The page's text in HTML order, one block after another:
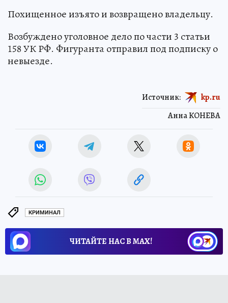
Похищенное изъято и возвращено владельцу.
Возбуждено уголовное дело по части 3 статьи
158 УК РФ. Фигуранта отправил под подписку о
невыезде.
Анна КОНЕВА
Источник: kp.ru
КРИМИНАЛ
ЧИТАЙТЕ НАС В МАХ!